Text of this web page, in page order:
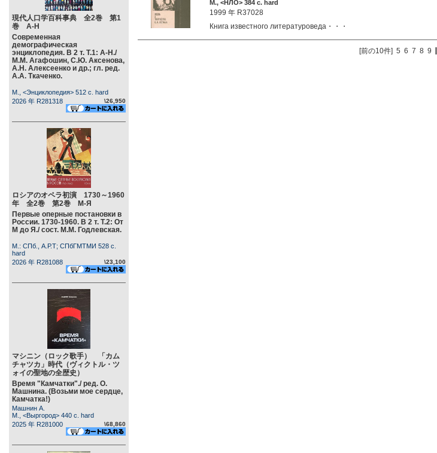
現代人口学百科事典 全2巻 第1
巻 А-Н
Современная
демографическая
энциклопедия. В 2 т. Т.1: А-Н./
М.М. Агафошин, С.Ю. Аксенова,
А.Н. Алексеенко и др.; гл. ред.
А.А. Ткаченко.
М., <Энциклопедия> 512 c. hard
2026 年 R281318
\26,950
ロシアのオペラ初演 1730～1960
年 全2巻 第2巻 М-Я
Первые оперные постановки в
России. 1730-1960. В 2 т. Т.2: От
М до Я./ сост. М.М. Годлевская.
М.: СПб., А.Р.Т; СПбГМТМИ 528 c.
hard
2026 年 R281088
\23,100
マシニン（ロック歌手） 「カム
チャツカ」時代（ヴィクトル・ツ
ォイの聖地の全歴史）
Время "Камчатки"./ ред. О.
Машнина. (Возьми мое сердце,
Камчатка!)
Машнин А.
М., <Выргород> 440 c. hard
2025 年 R281000
\68,860
М., <НЛО> 384 c. hard
1999 年 R37028
Книга известного литературоведа・・・
[前の10件] 5 6 7 8 9